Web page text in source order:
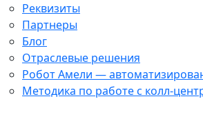
Реквизиты
Партнеры
Блог
Отраслевые решения
Робот Амели —
Методика по работе с колл-